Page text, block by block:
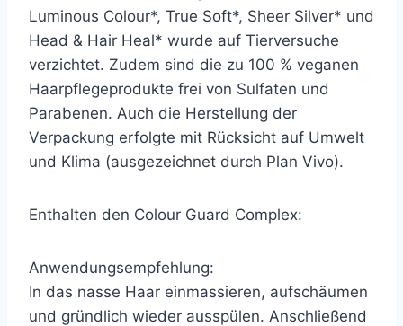
Luminous Colour*, True Soft*, Sheer Silver* und
Head & Hair Heal* wurde auf Tierversuche
verzichtet. Zudem sind die zu 100 % veganen
Haarpflegeprodukte frei von Sulfaten und
Parabenen. Auch die Herstellung der
Verpackung erfolgte mit Rücksicht auf Umwelt
und Klima (ausgezeichnet durch Plan Vivo).
Enthalten den Colour Guard Complex:
Anwendungsempfehlung:
In das nasse Haar einmassieren, aufschäumen
und gründlich wieder ausspülen. Anschließend